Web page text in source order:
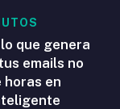
que genera
emails no
horas en